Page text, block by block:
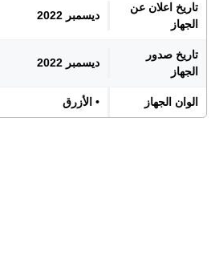
تاريخ اعلان عن
الجهاز
ديسمبر 2022
تاريخ صدور
الجهاز
ديسمبر 2022
الوان الجهاز • الأزرق